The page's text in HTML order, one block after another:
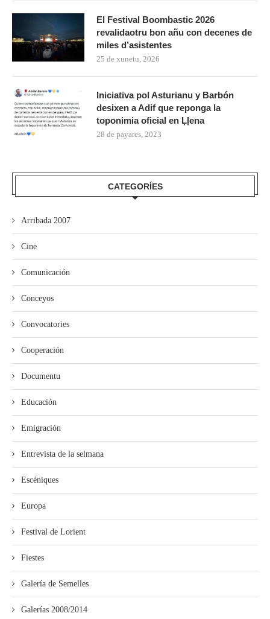
El Festival Boombastic 2026
revalidaotru bon añu con decenes de
miles d’asistentes
25 de xunetu, 2026
Iniciativa pol Asturianu y Barbón
desixen a Adif que reponga la
toponimia oficial en Ḷḷena
28 de payares, 2023
CATEGORÍES
Arribada 2007
Cine
Comunicación
Conceyos
Convocatories
Cooperación
Documentu
Educación
Emigración
Entrevista de la selmana
Escéniques
Europa
Festival de Lorient
Fiestes
Galería de Semelles
Galerías 2008/2014